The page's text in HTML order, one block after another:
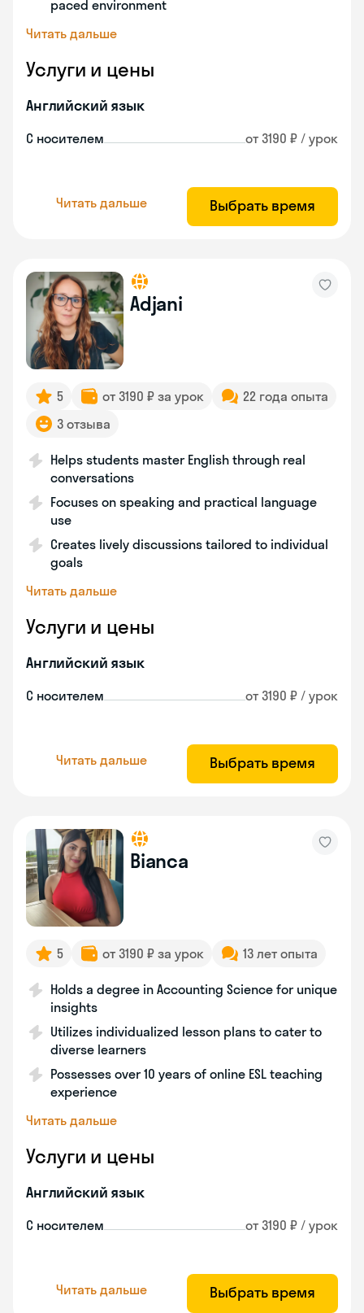
paced environment
Читать дальше
Услуги и цены
Английский язык
С носителем от 3190 ₽ / урок
Читать дальше Выбрать время
Adjani
5 от 3190 ₽ за урок
22 года опыта
3 отзыва
Helps students master English through real
conversations
Focuses on speaking and practical language
use
Creates lively discussions tailored to individual
goals
Читать дальше
Услуги и цены
Английский язык
С носителем от 3190 ₽ / урок
Читать дальше Выбрать время
Bianca
5 от 3190 ₽ за урок 13 лет опыта
Holds a degree in Accounting Science for unique
insights
Utilizes individualized lesson plans to cater to
diverse learners
Possesses over 10 years of online ESL teaching
experience
Читать дальше
Услуги и цены
Английский язык
С носителем от 3190 ₽ / урок
Читать дальше Выбрать время